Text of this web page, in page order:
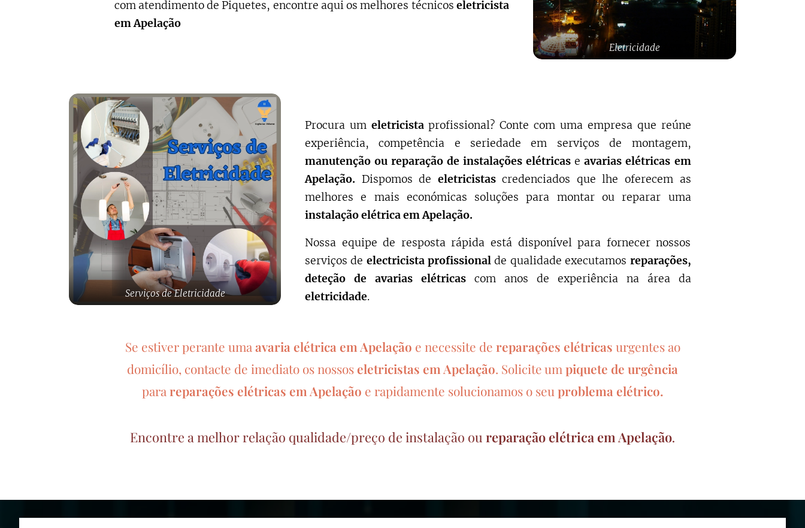
Eletricidade
com atendimento de Piquetes, encontre aqui os melhores técnicos eletricista
em Apelação
Serviços de Eletricidade
Procura um eletricistaprofissional? Conte com uma empresa que reúne
experiência, competência e seriedade em serviços de montagem,
manutenção ou reparação de instalações elétricaseavarias elétricas em
Apelação. Dispomos de eletricistascredenciados que lhe oferecem as
melhores e mais económicas soluções para montar ou reparar uma
instalação elétrica em Apelação.
Nossa equipe de resposta rápida está disponível para fornecer nossos
serviços de electricista profissional de qualidade executamos reparações,
deteção de avarias elétricas com anos de experiência na área da
eletricidade.
Se estiver perante uma avaria elétrica em Apelação e necessite de reparações elétricas urgentes ao
domicílio, contacte de imediato os nossoseletricistas em Apelação. Solicite um piquete de urgência
para reparações elétricas em Apelação e rapidamente solucionamos o seu problema elétrico.
Encontre a melhor relação qualidade/preço de instalação ou reparação elétrica em Apelação.